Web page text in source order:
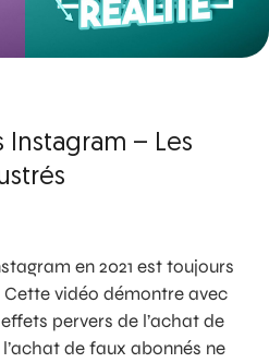
Instagram – Les
en 2021 est toujours
vidéo démontre avec
pervers de l’achat de
de faux abonnés ne